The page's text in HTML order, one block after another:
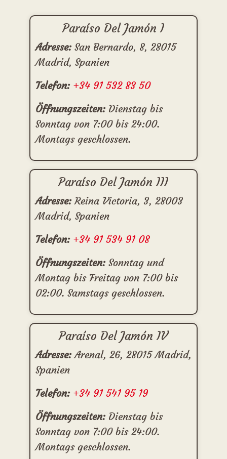
Paraíso Del Jamón I
Adresse: San Bernardo, 8, 28015
Madrid, Spanien
Telefon: +34 91 532 83 50
Öffnungszeiten: Dienstag bis
Sonntag von 7:00 bis 24:00.
Montags geschlossen.
Paraíso Del Jamón III
Adresse:Reina Victoria, 3, 28003
Madrid, Spanien
Telefon: +34 91 534 91 08
Öffnungszeiten: Sonntag und
Montag bis Freitag von 7:00 bis
02:00. Samstags geschlossen.
Paraíso Del Jamón IV
Adresse:Arenal, 26, 28015 Madrid,
Spanien
Telefon: +34 91 541 95 19
Öffnungszeiten: Dienstag bis
Sonntag von 7:00 bis 24:00.
Montags geschlossen.